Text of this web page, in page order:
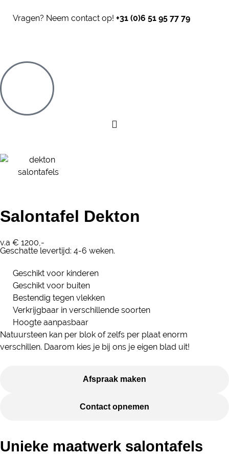
Vragen? Neem contact op! +31 (0)6 51 95 77 79
Salontafel Dekton
v.a € 1200,-
Geschatte levertijd: 4-6 weken.
Geschikt voor kinderen
Geschikt voor buiten
Bestendig tegen vlekken
Verkrijgbaar in verschillende soorten
Hoogte aanpasbaar
Natuursteen kan per blok of zelfs per plaat enorm
verschillen. Daarom kies je bij ons je eigen blad uit!
Afspraak maken
Contact opnemen
Unieke maatwerk salontafels